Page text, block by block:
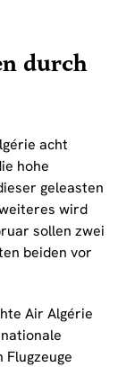
durch
acht
hohe
geleasten
wird
sollen zwei
beiden vor
Air Algérie
Flugzeuge